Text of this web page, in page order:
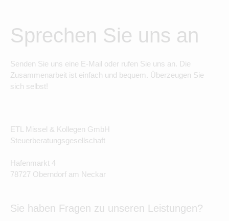
Sprechen Sie uns an
Senden Sie uns eine E-Mail oder rufen Sie uns an. Die
Zusammenarbeit ist einfach und bequem. Überzeugen Sie
sich selbst!
ETL Missel & Kollegen GmbH
Steuerberatungsgesellschaft
Hafenmarkt 4
78727 Oberndorf am Neckar
Sie haben Fragen zu unseren Leistungen?